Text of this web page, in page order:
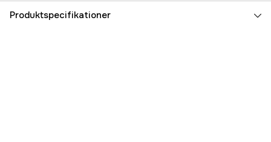
Produktspecifikationer